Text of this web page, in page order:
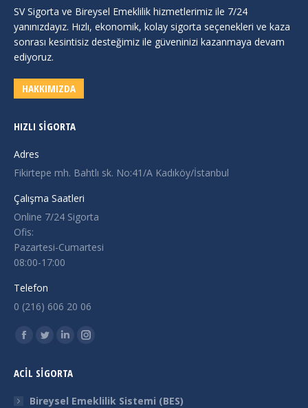
SV Sigorta ve Bireysel Emeklilik hizmetlerimiz ile 7/24
yanınızdayız. Hızlı, ekonomik, kolay sigorta seçenekleri ve kaza
sonrası kesintisiz desteğimiz ile güveninizi kazanmaya devam
ediyoruz.
HAKKIMIZDA
HIZLI SIGORTA
Adres
Fikirtepe mh. Bahtlı sk. No:41/A Kadıköy/İstanbul
Çalışma Saatleri
Online 7/24 Sigorta
Ofis:
Pazartesi-Cumartesi
08:00-17:00
Telefon
0 (216) 606 20 06
Find us on:
Facebook
opens
in
Twitter
opens
in
Linkedin
opens
in
Instagram
in
ACİL SİGORTA
Bireysel Emeklilik Sistemi (BES)